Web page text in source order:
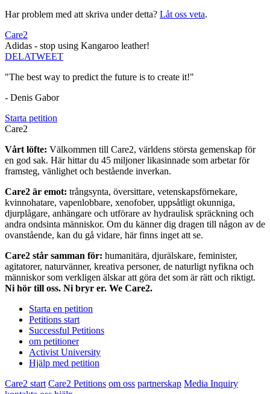
Har problem med att skriva under detta? Låt oss veta.
Care2
Adidas - stop using Kangaroo leather!
DELATWEET
"The best way to predict the future is to create it!"
- Denis Gabor
Starta petition
Care2
Vårt löfte: Välkommen till Care2, världens största gemenskap för
en god sak. Här hittar du 45 miljoner likasinnade som arbetar för
framsteg, vänlighet och bestående inverkan.
Care2 är emot: trångsynta, översittare, vetenskapsförnekare,
kvinnohatare, vapenlobbare, xenofober, uppsåtligt okunniga,
djurplågare, anhängare och utförare av hydraulisk spräckning och
andra ondsinta människor. Om du känner dig dragen till någon av de
ovanstående, kan du gå vidare, här finns inget att se.
Care2 står samman för: humanitära, djurälskare, feminister,
agitatorer, naturvänner, kreativa personer, de naturligt nyfikna och
människor som verkligen älskar att göra det som är rätt och riktigt.
Ni hör till oss. Ni bryr er. We Care2.
Starta en petition
Petitions start
Successful Petitions
om petitioner
Activist University
Hjälp med petition
Care2 start Care2 Petitions om oss partnerskap Media Inquiry